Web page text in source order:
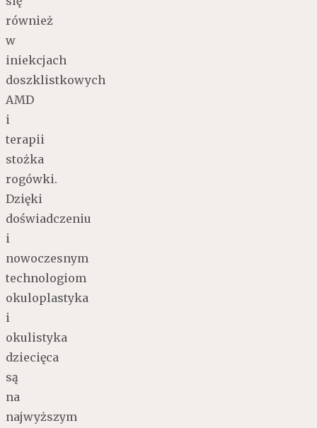
również
w
iniekcjach
doszklistkowych
AMD
i
terapii
stożka
rogówki.
Dzięki
doświadczeniu
i
nowoczesnym
technologiom
okuloplastyka
i
okulistyka
dziecięca
są
na
najwyższym